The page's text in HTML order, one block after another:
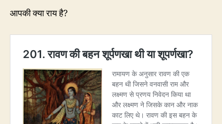
आपकी क्या राय है?